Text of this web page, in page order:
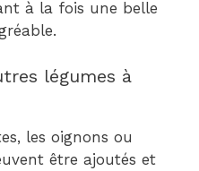
à la fois une belle
légumes à
les oignons ou
être ajoutés et